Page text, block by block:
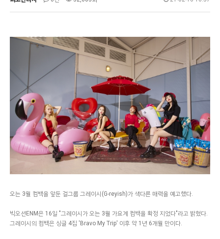
오는 3월 컴백을 앞둔 걸그룹 그레이시(G-reyish)가 색다른 매력을 예고했다.
빅오션ENM은 16일 "그레이시가 오는 3월 가요계 컴백을 확정 지었다"라고 밝혔다.
그레이시의 컴백은 싱글 4집 'Bravo My Trip' 이후 약 1년 6개월 만이다.